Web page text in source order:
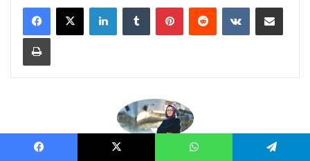
LinkedInTumblr PinterestReddit VKontakteE-Posta ile paylaş
Yazdır
Emeti Saruhan